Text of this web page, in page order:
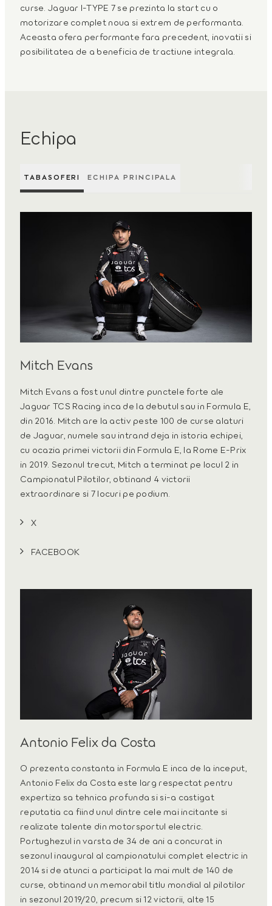
curse. Jaguar I-TYPE 7 se prezinta la start cu o
motorizare complet noua si extrem de performanta.
Aceasta ofera performante fara precedent, inovatii si
posibilitatea de a beneficia de tractiune integrala.
Echipa
TABASOFERI ECHIPA PRINCIPALA
Mitch Evans
Mitch Evans a fost unul dintre punctele forte ale
Jaguar TCS Racing inca de la debutul sau in Formula E,
din 2016. Mitch are la activ peste 100 de curse alaturi
de Jaguar, numele sau intrand deja in istoria echipei,
cu ocazia primei victorii din Formula E, la Rome E-Prix
in 2019. Sezonul trecut, Mitch a terminat pe locul 2 in
Campionatul Pilotilor, obtinand 4 victorii
extraordinare si 7 locuri pe podium.
X
FACEBOOK
Antonio Felix da Costa
O prezenta constanta in Formula E inca de la inceput,
Antonio Felix da Costa este larg respectat pentru
expertiza sa tehnica profunda si si-a castigat
reputatia ca fiind unul dintre cele mai incitante si
realizate talente din motorsportul electric.
Portughezul in varsta de 34 de ani a concurat in
sezonul inaugural al campionatului complet electric in
2014 si de atunci a participat la mai mult de 140 de
curse, obtinand un memorabil titlu mondial al pilotilor
in sezonul 2019/20, precum si 12 victorii, alte 15